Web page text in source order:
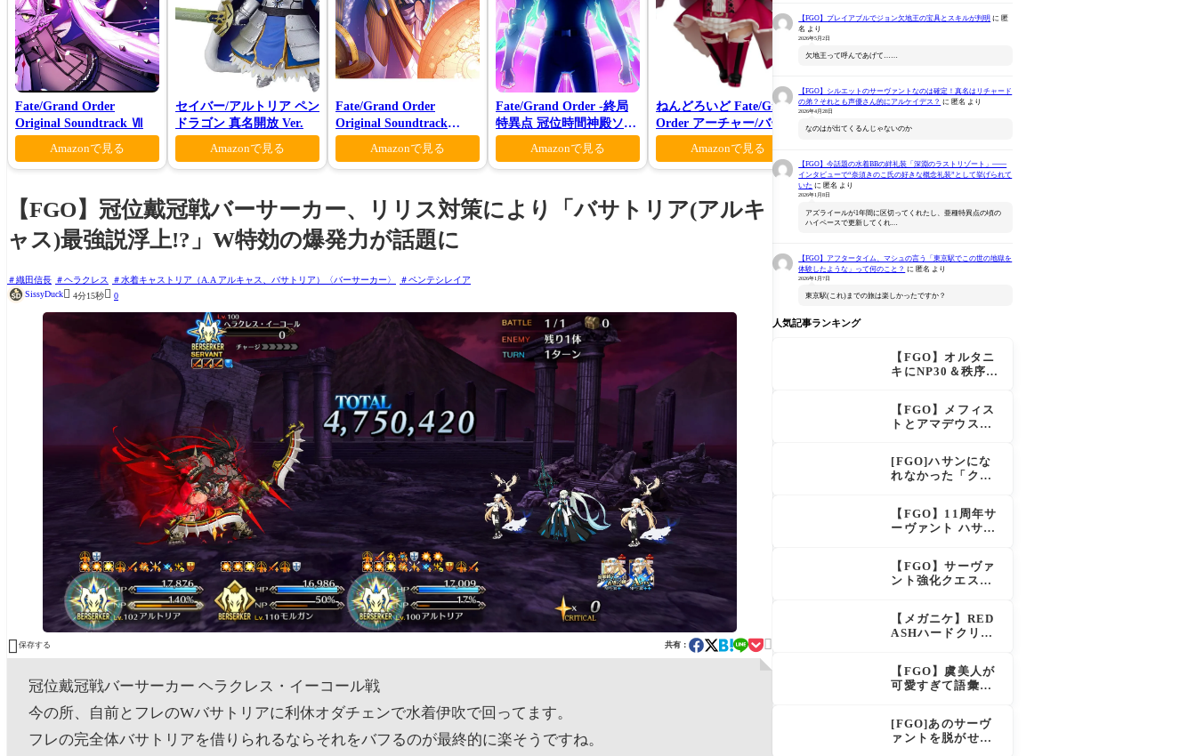
Fate/Grand Order
Original Soundtrack Ⅶ
Amazonで見る
セイバー/アルトリア ペン
ドラゴン 真名開放 Ver.
Amazonで見る
Fate/Grand Order
Original Soundtrack
VI(初回仕様限定盤)
Amazonで見る
Fate/Grand Order -終局
特異点 冠位時間神殿ソロ
モン-(完全生産限定版)
Amazonで見る
ねんどろいど Fate/Grand
Order アーチャー/バーヴ
ァン シー
Amazonで見る
Fate/Grand Order キャス
ター/諸葛孔明
ねんどろいど Fate/Grand
【FGO】冠位戴冠戦バーサーカー、リリス対策により「バサトリア(アルキ
ャス)最強説浮上!?」W特効の爆発力が話題に
織田信長 ヘラクレス 水着キャストリア（A.A アルキャス、バサトリア）〈バーサーカー〉
ペンテシレイア
SissyDuck 4分15秒 0
 保存する 共有： 
冠位戴冠戦バーサーカー ヘラクレス・イーコール戦
今の所、自前とフレのWバサトリアに利休オダチェンで水着伊吹で回ってます。
フレの完全体バサトリアを借りられるならそれをバフるのが最終的に楽そうですね。
【FGO】プレイアブルでジョン欠地王の宝具とスキルが判明 に 匿
名 より
2026年5月2日
欠地王って呼んであげて……
【FGO】シルエットのサーヴァントなのは確定！真名はリチャード
の弟？それとも声優さん的にアルケイデス？ に 匿名 より
2026年4月28日
なのはが出てくるんじゃないのか
【FGO】今話題の水着BBの絆礼装「深淵のラストリゾート」――
インタビューで“奈須きのこ氏の好きな概念礼装”として挙げられて
いた に 匿名 より
2026年1月8日
アズライールが1年間に区切ってくれたし、亜種特異点の頃の
ハイペースで更新してくれ…
【FGO】アフタータイム、マシュの言う「東京駅でこの世の地獄を
体験したような」って何のこと？ に 匿名 より
2026年1月7日
東京駅(これ)までの旅は楽しかったですか？
人気記事ランキング
【FGO】オルタニ
キにNP30＆秩序特
も超強化で「低レ
アとは思えない」
【FGO】メフィス
トとアマデウスが
布＆Arts44％強化
に「最強でワロ
[FGO]ハサンにな
れなかった「クラ
のモブサーヴァン
トのキャラがいい
【FGO】11周年サ
ーヴァント ハサ
ズライール)の性能
と霊基再臨
【FGO】サーヴァ
ント強化クエスト
にNP30追加、ファ
ントムも大幅強化
【メガニケ】RED
ASHハードクリア
ラピとレッドフー
ドの邂逅が明かさ
れる。ラピの正体
フードさん30年寝
てた。【勝利の女
神NIKKE】
【FGO】虞美人が
可愛すぎて語彙力
セン」「メガネよ
い文明」
[FGO]あのサーヴ
ァントを脱がせる